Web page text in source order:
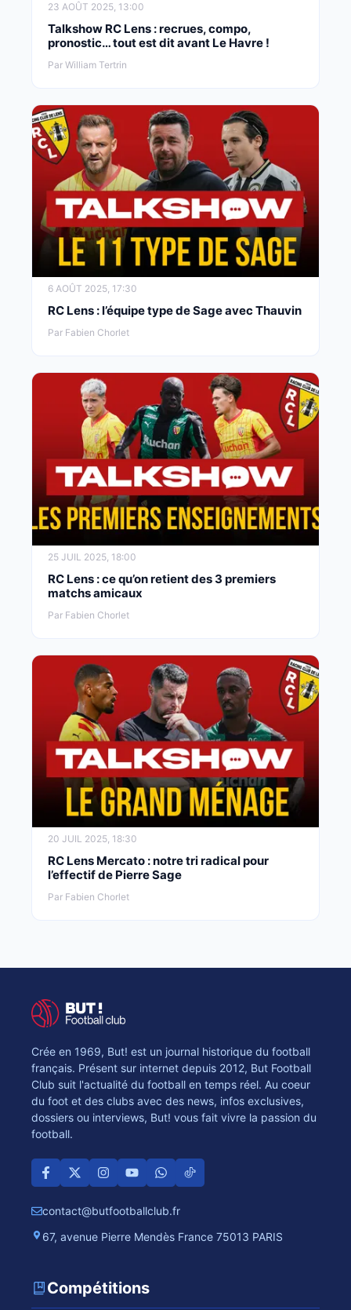
23 AOÛT 2025, 13:00
Talkshow RC Lens : recrues, compo,
pronostic… tout est dit avant Le Havre !
Par William Tertrin
6 AOÛT 2025, 17:30
RC Lens : l’équipe type de Sage avec Thauvin
Par Fabien Chorlet
25 JUIL 2025, 18:00
RC Lens : ce qu’on retient des 3 premiers
matchs amicaux
Par Fabien Chorlet
20 JUIL 2025, 18:30
RC Lens Mercato : notre tri radical pour
l’effectif de Pierre Sage
Par Fabien Chorlet
Crée en 1969, But! est un journal historique du football
français. Présent sur internet depuis 2012, But Football
Club suit l'actualité du football en temps réel. Au coeur
du foot et des clubs avec des news, infos exclusives,
dossiers ou interviews, But! vous fait vivre la passion du
football.
contact@butfootballclub.fr
67, avenue Pierre Mendès France 75013 PARIS
Compétitions